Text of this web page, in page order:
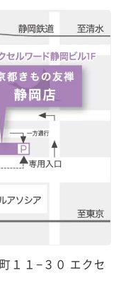
１１−３０ エクセ